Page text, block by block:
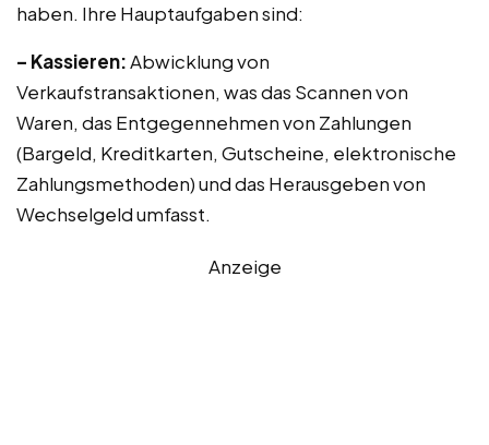
haben. Ihre Hauptaufgaben sind:
– Kassieren:Abwicklung von
Verkaufstransaktionen, was das Scannen von
Waren, das Entgegennehmen von Zahlungen
(Bargeld, Kreditkarten, Gutscheine, elektronische
Zahlungsmethoden) und das Herausgeben von
Wechselgeld umfasst.
Anzeige